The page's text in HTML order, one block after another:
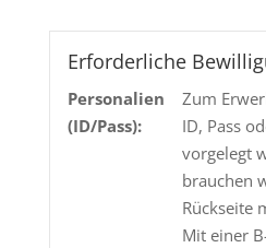
Erforderliche
Personalien
(ID/Pass):
Zum
ID, Pass
vorgelegt
brauchen
Rückseite
Mit einer